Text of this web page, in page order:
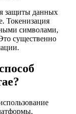
защиты данных
Токенизация
символами,
существенно